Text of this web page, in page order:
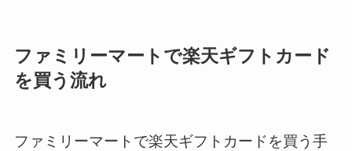
ファミリーマートで楽天ギフトカード
を買う流れ
ファミリーマートで楽天ギフトカードを買う手